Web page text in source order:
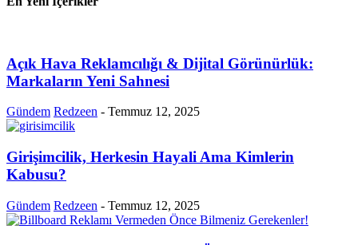
Açık Hava Reklamcılığı & Dijital Görünürlük:
Markaların Yeni Sahnesi
Gündem Redzeen - Temmuz 12, 2025
Girişimcilik, Herkesin Hayali Ama Kimlerin
Kabusu?
Gündem Redzeen - Temmuz 12, 2025